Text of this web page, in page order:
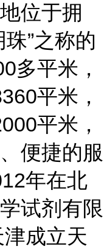
位于拥
”之称的
多平米，
平米，
平米，
便捷的服
年在北
试剂有限
成立天